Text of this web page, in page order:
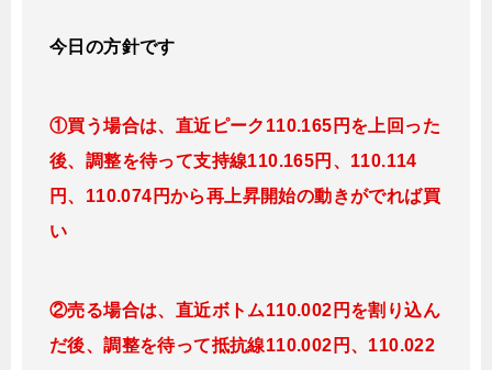
今日の方針です
①買う場合は、直近ピーク110.165円を上回った
後、 調整を待って支持線110.165円、110.114
円、110.074円から再上昇開始の動きがでれば買
い
②売る場合は、直近ボトム110.002円を割り込ん
だ後、調整を待って抵抗線110.002円、110.022